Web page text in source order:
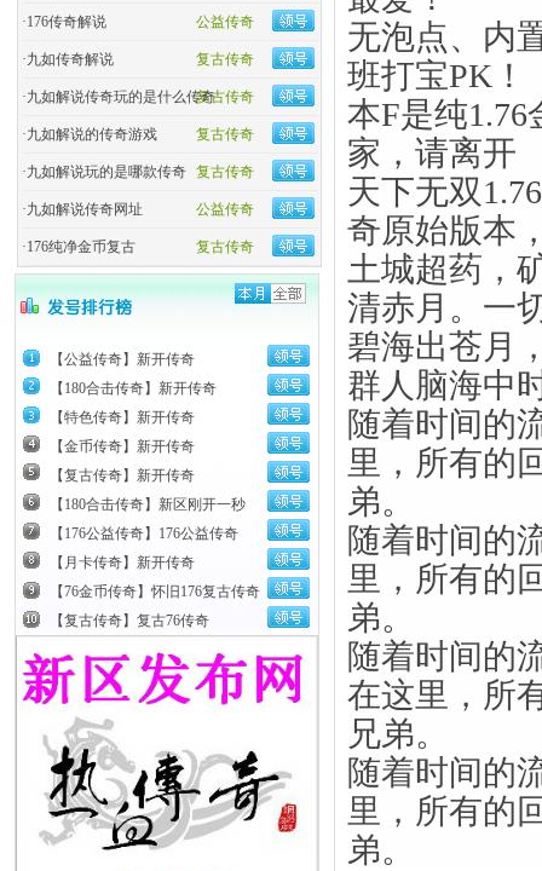
公益传奇
·176传奇解说
复古传奇
·九如传奇解说
复古传奇
·九如解说传奇玩的是什么传奇
复古传奇
·九如解说的传奇游戏
复古传奇
·九如解说玩的是哪款传奇
公益传奇
·九如解说传奇网址
复古传奇
·176纯净金币复古
【公益传奇】新开传奇
【180合击传奇】新开传奇
【特色传奇】新开传奇
【金币传奇】新开传奇
【复古传奇】新开传奇
【180合击传奇】新区刚开一秒
【176公益传奇】176公益传奇
【月卡传奇】新开传奇
【76金币传奇】怀旧176复古传奇
【复古传奇】复古76传奇
无泡点、内
班打宝PK！
本F是纯
家，请离开
天下无双
奇原始版本
土城超药，
清赤月。一
碧海出苍月
群人脑海中
随着时间的
里，所有的
弟。
随着时间的
里，所有的
弟。
随着时间的
在这里，所
兄弟。
随着时间的
里，所有的
弟。